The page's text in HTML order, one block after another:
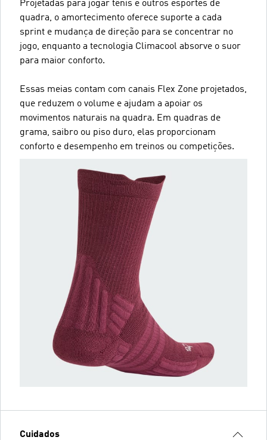
Projetadas para jogar tênis e outros esportes de
quadra, o amortecimento oferece suporte a cada
sprint e mudança de direção para se concentrar no
jogo, enquanto a tecnologia Climacool absorve o suor
para maior conforto.
Essas meias contam com canais Flex Zone projetados,
que reduzem o volume e ajudam a apoiar os
movimentos naturais na quadra. Em quadras de
grama, saibro ou piso duro, elas proporcionam
conforto e desempenho em treinos ou competições.
Cuidados